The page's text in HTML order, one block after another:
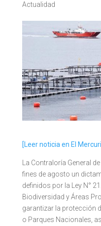
Actualidad
[Leer noticia en El
La Contraloría General
fines de agosto un
definidos por la Ley N°
Biodiversidad y Áreas
garantizar la protección
o Parques Nacionales,